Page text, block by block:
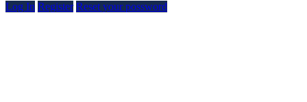
Log In Register Reset your possword